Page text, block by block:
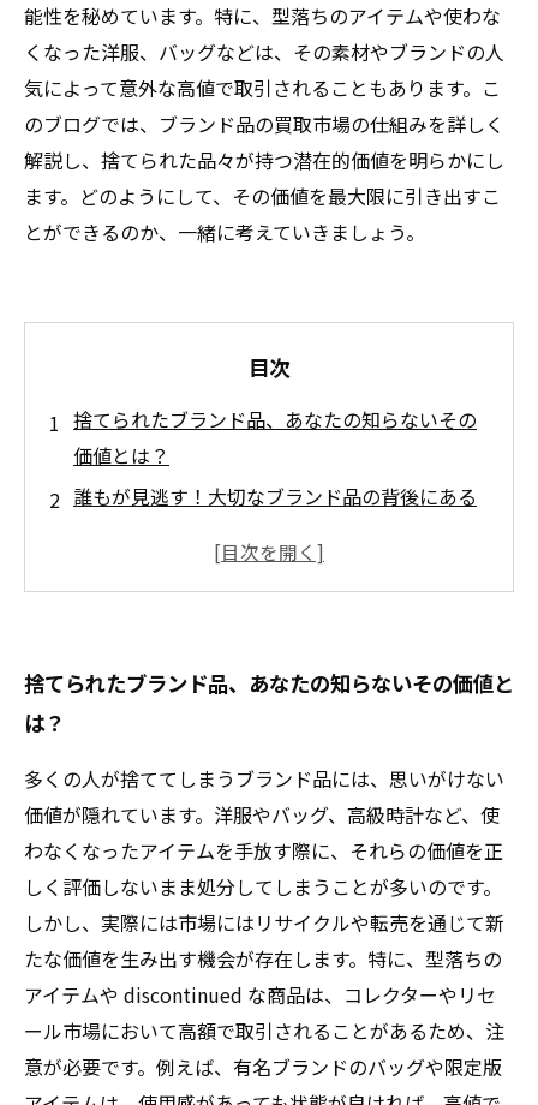
能性を秘めています。特に、型落ちのアイテムや使わな
くなった洋服、バッグなどは、その素材やブランドの人
気によって意外な高値で取引されることもあります。こ
のブログでは、ブランド品の買取市場の仕組みを詳しく
解説し、捨てられた品々が持つ潜在的価値を明らかにし
ます。どのようにして、その価値を最大限に引き出すこ
とができるのか、一緒に考えていきましょう。
目次
捨てられたブランド品、あなたの知らないその
価値とは？
誰もが見逃す！大切なブランド品の背後にある
使わなくなった洋服やバッグが持つ意外な高値
き出す方法
イクルの可能性
型落ち商品が生み出す新たな価値、あなたも体
験してみませんか？
未来のために、捨てられたブランド品を再評価
しよう
捨てられたブランド品、あなたの知らないその価値と
は？
多くの人が捨ててしまうブランド品には、思いがけない
価値が隠れています。洋服やバッグ、高級時計など、使
わなくなったアイテムを手放す際に、それらの価値を正
しく評価しないまま処分してしまうことが多いのです。
しかし、実際には市場にはリサイクルや転売を通じて新
たな価値を生み出す機会が存在します。特に、型落ちの
アイテムや discontinued な商品は、コレクターやリセ
ール市場において高額で取引されることがあるため、注
意が必要です。例えば、有名ブランドのバッグや限定版